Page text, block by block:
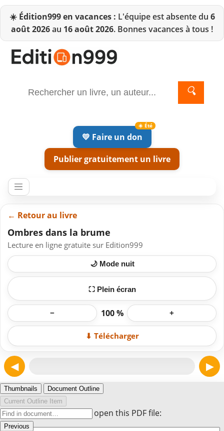
☀️ Édition999 en vacances : L'équipe est absente du 6
août 2026au 16 août 2026. Bonnes vacances à tous !
🔍
💛 Faire un don
Publier gratuitement un livre
← Retour au livre
Ombres dans la brume
Lecture en ligne gratuite sur Edition999
🌙 Mode nuit
⛶ Plein écran
− 100 % +
⬇ Télécharger
◀ ▶
Thumbnails
Document Outline
Current Outline Item
Previous
Enter the password to open this PDF file: